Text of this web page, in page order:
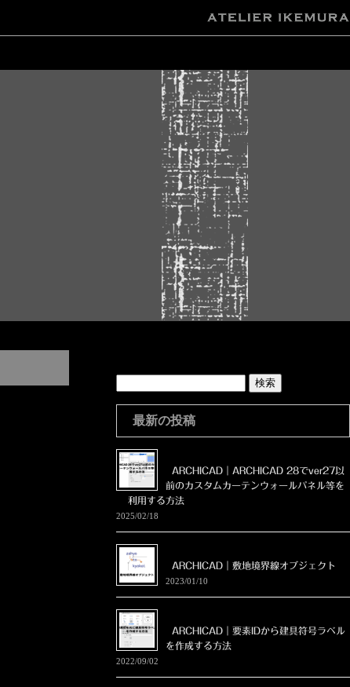
索:
最新の投稿
ARCHICAD｜ARCHICAD 28でver27以
前のカスタムカーテンウォールパネル等を
利用する方法
2025/02/18
ARCHICAD｜敷地境界線オブジェクト
2023/01/10
ARCHICAD｜要素IDから建具符号ラベル
を作成する方法
2022/09/02